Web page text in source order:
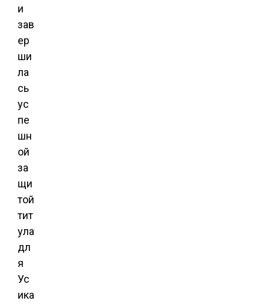
и
зав
ер
ши
ла
сь
ус
пе
шн
ой
за
щи
той
тит
ула
дл
я
Ус
ика